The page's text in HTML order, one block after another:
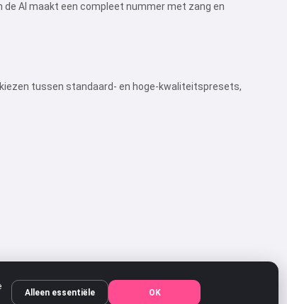
AI maakt een compleet nummer met zang en
tussen standaard- en hoge-kwaliteitspresets,
Alleen essentiële OK